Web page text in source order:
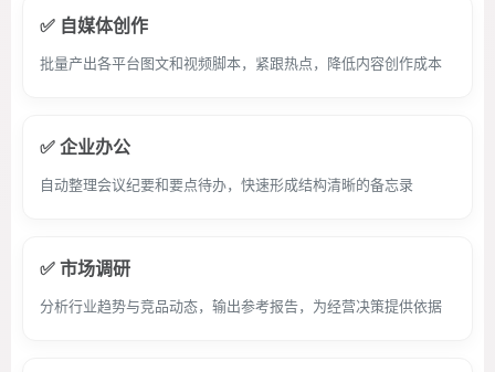
✅ 自媒体创作
批量产出各平台图文和视频脚本，紧跟热点，降低内容创作成本
✅ 企业办公
自动整理会议纪要和要点待办，快速形成结构清晰的备忘录
✅ 市场调研
分析行业趋势与竞品动态，输出参考报告，为经营决策提供依据